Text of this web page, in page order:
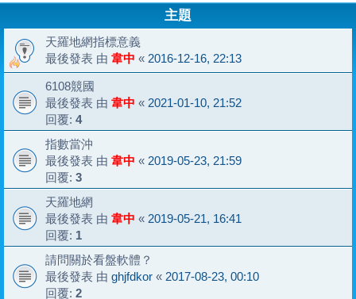
主題
天羅地網指標意義
最後發表 由 韋中 « 2016-12-16, 22:13
6108競國
最後發表 由 韋中 « 2021-01-10, 21:52
回覆: 4
指數當沖
最後發表 由 韋中 « 2019-05-23, 21:59
回覆: 3
天羅地網
最後發表 由 韋中 « 2019-05-21, 16:41
回覆: 1
請問關於看盤軟體？
最後發表 由 ghjfdkor « 2017-08-23, 00:10
回覆: 2